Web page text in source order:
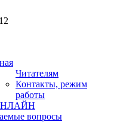
Читателям
Контакты, режим
работы
ОНЛАЙН
вопросы